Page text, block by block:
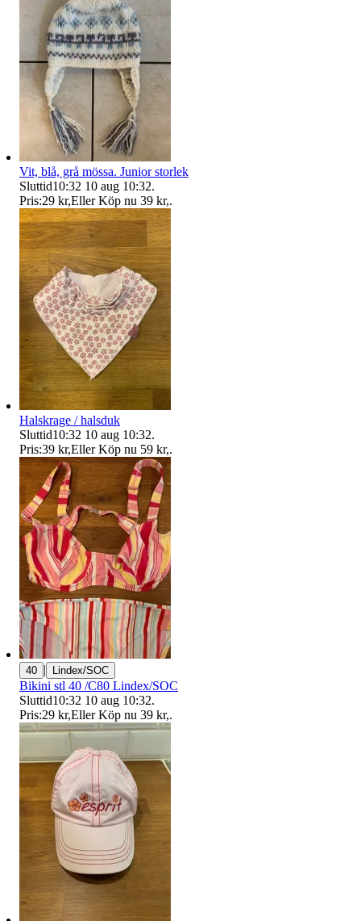
Vit, blå, grå mössa. Junior storlek
Sluttid10:32 10 aug 10:32.
Pris:29 kr,Eller Köp nu 39 kr,.
Halskrage / halsduk
Sluttid10:32 10 aug 10:32.
Pris:39 kr,Eller Köp nu 59 kr,.
40 | Lindex/SOC
Bikini stl 40 /C80 Lindex/SOC
Sluttid10:32 10 aug 10:32.
Pris:29 kr,Eller Köp nu 39 kr,.